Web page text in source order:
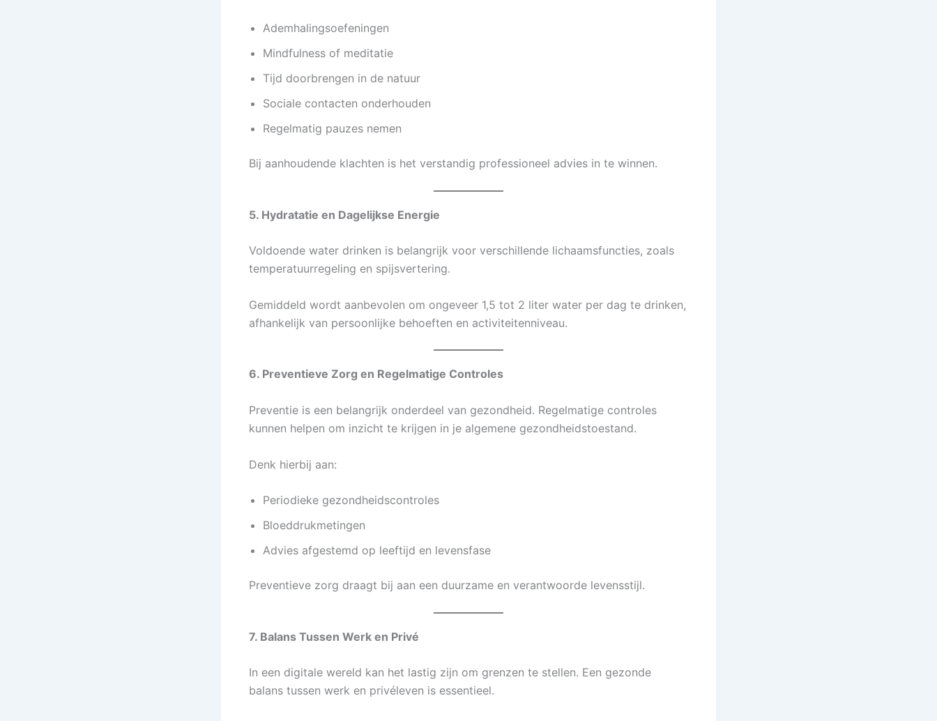
Ademhalingsoefeningen
Mindfulness of meditatie
Tijd doorbrengen in de natuur
Sociale contacten onderhouden
Regelmatig pauzes nemen
Bij aanhoudende klachten is het verstandig professioneel advies in te winnen.
5. Hydratatie en Dagelijkse Energie
Voldoende water drinken is belangrijk voor verschillende lichaamsfuncties, zoals
temperatuurregeling en spijsvertering.
Gemiddeld wordt aanbevolen om ongeveer 1,5 tot 2 liter water per dag te drinken,
afhankelijk van persoonlijke behoeften en activiteitenniveau.
6. Preventieve Zorg en Regelmatige Controles
Preventie is een belangrijk onderdeel van gezondheid. Regelmatige controles
kunnen helpen om inzicht te krijgen in je algemene gezondheidstoestand.
Denk hierbij aan:
Periodieke gezondheidscontroles
Bloeddrukmetingen
Advies afgestemd op leeftijd en levensfase
Preventieve zorg draagt bij aan een duurzame en verantwoorde levensstijl.
7. Balans Tussen Werk en Privé
In een digitale wereld kan het lastig zijn om grenzen te stellen. Een gezonde
balans tussen werk en privéleven is essentieel.